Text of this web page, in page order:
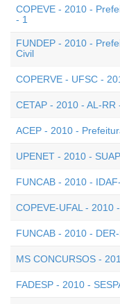
COPEVE - 2010 -
- 1
FUNDEP - 2010 -
Civil
COPERVE - UFSC -
CETAP - 2010 - AL-
ACEP - 2010 -
UPENET - 2010 -
FUNCAB - 2010 -
COPEVE-UFAL - 2010
FUNCAB - 2010 -
MS CONCURSOS -
FADESP - 2010 -